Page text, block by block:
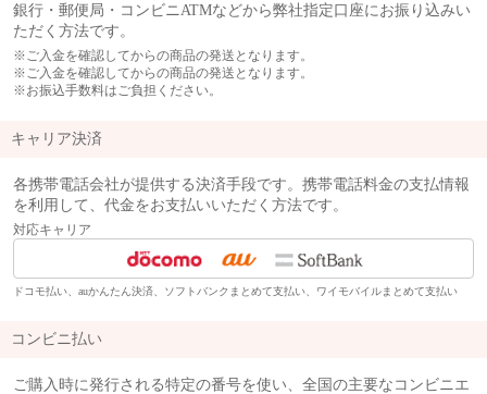
銀行・郵便局・コンビニATMなどから弊社指定口座にお振り込みい
ただく方法です。
※ご入金を確認してからの商品の発送となります。
※ご入金を確認してからの商品の発送となります。
※お振込手数料はご負担ください。
キャリア決済
各携帯電話会社が提供する決済手段です。携帯電話料金の支払情報
を利用して、代金をお支払いいただく方法です。
対応キャリア
ドコモ払い、auかんたん決済、ソフトバンクまとめて支払い、ワイモバイルまとめて支払い
コンビニ払い
ご購入時に発行される特定の番号を使い、全国の主要なコンビニエ